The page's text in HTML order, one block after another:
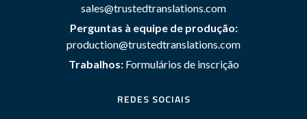
sales@trustedtranslations.com
Perguntas à equipe de produção:
production@trustedtranslations.com
Trabalhos: Formulários de inscrição
REDES SOCIAIS